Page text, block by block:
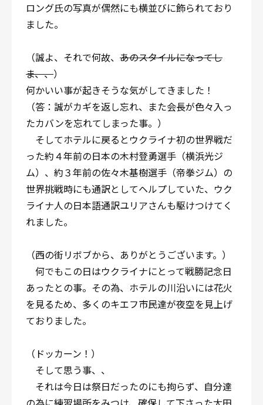
ロング氏の写真が偶然にも横並びに飾られており
ました。
（誠よ、それで何故、 あのスタイルになってし
ま、、）
何かいい事が起きそうな気がしてきました！
（答：誠がカギを返し忘れ、また会長が色々入っ
たカバンを忘れてしまった事。）
そしてホテルに戻るとウクライナ初の世界戦だ
った約４年前の日本の木村登勇選手（横浜光ジ
ム）、約３年前の佐々木基樹選手（帝拳ジム）の
世界挑戦時にも通訳としてヘルプしていた、ウク
ライナ人の日本語通訳ユリアさんも駆けつけてく
れました。
（西の街リボブから、ありがとうございます。）
何でもこの日はウクライナにとって戦勝記念日
あったとの事。その為、ホテルの川沿いには花火
を見るため、多くのキエフ市民達が夜空を見上げ
ておりました。
（ドッカーン！）
そして思う事、、
それは今日は祭日だったのにも拘らず、自分達